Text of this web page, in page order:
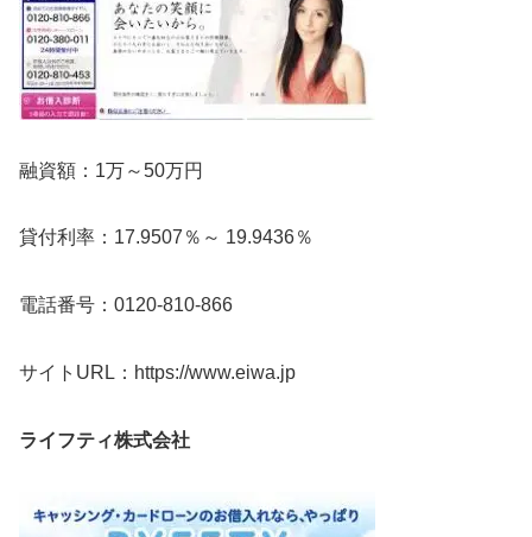
融資額：1万～50万円
貸付利率：17.9507％～ 19.9436％
電話番号：0120-810-866
サイトURL：https://www.eiwa.jp
ライフティ株式会社